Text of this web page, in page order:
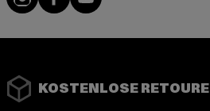
KOSTENLOSE RETOURE